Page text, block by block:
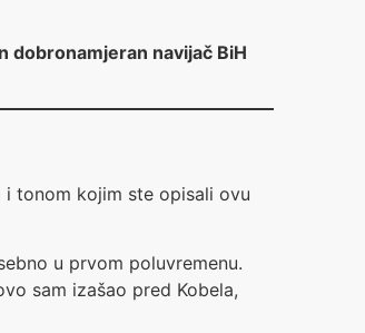
dobronamjeran navijač BiH
i tonom kojim ste opisali ovu
u prvom poluvremenu.
sam izašao pred Kobela,